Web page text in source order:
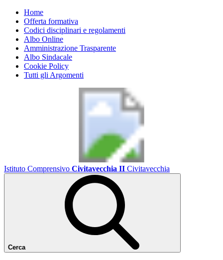
Home
Offerta formativa
Codici disciplinari e regolamenti
Albo Online
Amministrazione Trasparente
Albo Sindacale
Cookie Policy
Tutti gli Argomenti
Istituto Comprensivo Civitavecchia II Civitavecchia
Cerca